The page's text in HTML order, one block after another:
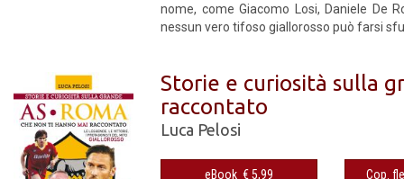
nome, come Giacomo Losi, Daniele De
nessun vero tifoso giallorosso può farsi
Storie e curiosità sulla
raccontato
Luca Pelosi
eBook € 5,99